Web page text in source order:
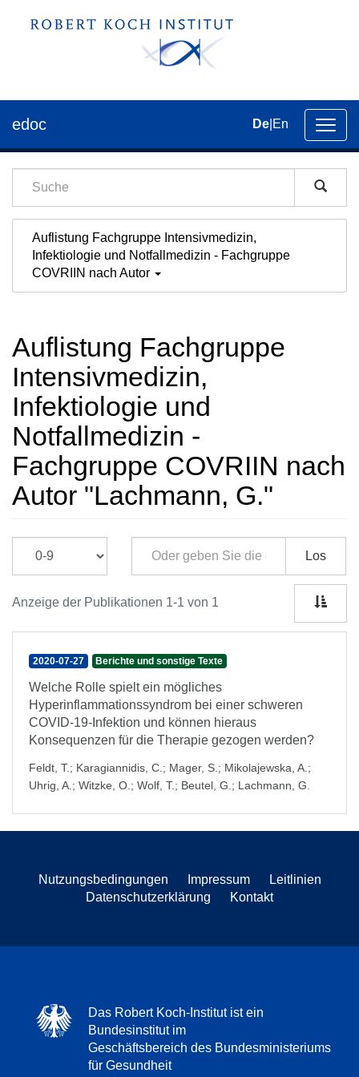
der
edoc De En
Auflistung Fachgruppe Intensivmedizin,
Infektiologie und Notfallmedizin - Fachgruppe
COVRIIN nach Autor
Auflistung Fachgruppe
Intensivmedizin,
Infektiologie und
Notfallmedizin -
Fachgruppe COVRIIN nach
Autor "Lachmann, G."
Los
Anzeige der Publikationen 1-1 von 1
2020-07-27 Berichte und sonstige Texte
Welche Rolle spielt ein mögliches
Hyperinflammationssyndrom bei einer schweren
COVID-19-Infektion und können hieraus
Konsequenzen für die Therapie gezogen werden?
Feldt, T.; Karagiannidis, C. ; Mager, S. ; Mikolajewska, A. ;
Uhrig, A. ; Witzke, O. ; Wolf, T.; Beutel, G. ; Lachmann, G.
Nutzungsbedingungen Impressum
Leitlinien
Datenschutzerklärung
Kontakt
Das Robert Koch-Institut ist ein
Bundesinstitut im
Geschäftsbereich des Bundesministeriums
für Gesundheit